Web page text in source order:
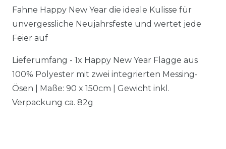
Fahne Happy New Year die ideale Kulisse für
unvergessliche Neujahrsfeste und wertet jede
Feier auf
Lieferumfang - 1x Happy New Year Flagge aus
100% Polyester mit zwei integrierten Messing-
Ösen | Maße: 90 x 150cm | Gewicht inkl.
Verpackung ca. 82g